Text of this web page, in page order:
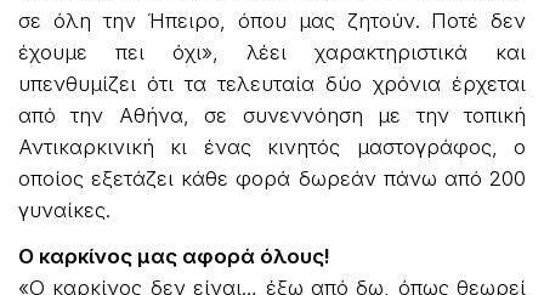
σε όλη την Ήπειρο, όπου μας ζητούν. Ποτέ δεν
έχουμε πει όχι», λέει χαρακτηριστικά και
υπενθυμίζει ότι τα τελευταία δύο χρόνια έρχεται
από την Αθήνα, σε συνεννόηση με την τοπική
Αντικαρκινική κι ένας κινητός μαστογράφος, ο
οποίος εξετάζει κάθε φορά δωρεάν πάνω από 200
γυναίκες.
Ο καρκίνος μας αφορά όλους!
«Ο καρκίνος δεν είναι… έξω από δω, όπως θεωρεί